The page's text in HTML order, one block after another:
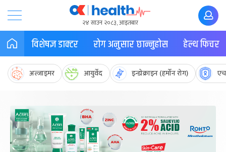
२४ साउन २०८३, आइतबार
विशेषज्ञ डाक्टर रोग अनुसार छान्नुहोस हेल्थ फिचर
अल्जाइमर आयुर्वेद इन्डोक्राइन (हर्मोन रोग)